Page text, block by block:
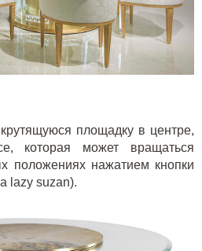
площадку в центре,
которая может вращаться
положениях нажатием кнопки
lazy suzan).